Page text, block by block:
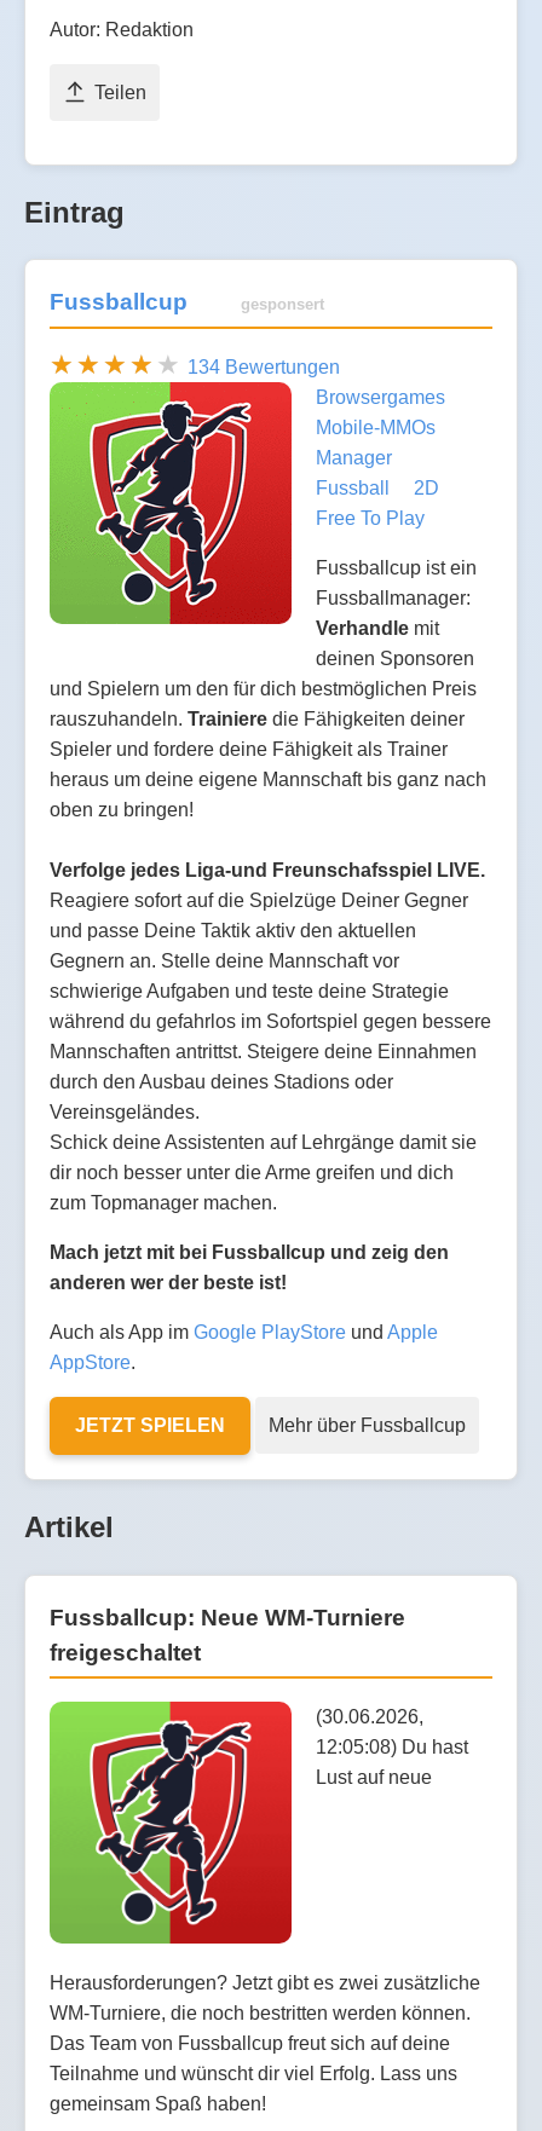
Autor: Redaktion
Teilen
Eintrag
Fussballcup gesponsert
134 Bewertungen
Browsergames
Mobile-MMOs
Manager
Fussball
2D
Free To Play
Fussballcup ist ein
Fussballmanager:
Verhandle mit
deinen Sponsoren
und Spielern um den für dich bestmöglichen Preis
rauszuhandeln. Trainiere die Fähigkeiten deiner
Spieler und fordere deine Fähigkeit als Trainer
heraus um deine eigene Mannschaft bis ganz nach
oben zu bringen!
Verfolge jedes Liga-und Freunschafsspiel LIVE.
Reagiere sofort auf die Spielzüge Deiner Gegner
und passe Deine Taktik aktiv den aktuellen
Gegnern an. Stelle deine Mannschaft vor
schwierige Aufgaben und teste deine Strategie
während du gefahrlos im Sofortspiel gegen bessere
Mannschaften antrittst. Steigere deine Einnahmen
durch den Ausbau deines Stadions oder
Vereinsgeländes.
Schick deine Assistenten auf Lehrgänge damit sie
dir noch besser unter die Arme greifen und dich
zum Topmanager machen.
Mach jetzt mit bei Fussballcup und zeig den
anderen wer der beste ist!
Auch als App im Google PlayStore und Apple
AppStore.
JETZT SPIELEN Mehr über Fussballcup
Artikel
Fussballcup: Neue WM-Turniere
freigeschaltet
(30.06.2026,
12:05:08) Du hast
Lust auf neue
Herausforderungen? Jetzt gibt es zwei zusätzliche
WM-Turniere, die noch bestritten werden können.
Das Team von Fussballcup freut sich auf deine
Teilnahme und wünscht dir viel Erfolg. Lass uns
gemeinsam Spaß haben!